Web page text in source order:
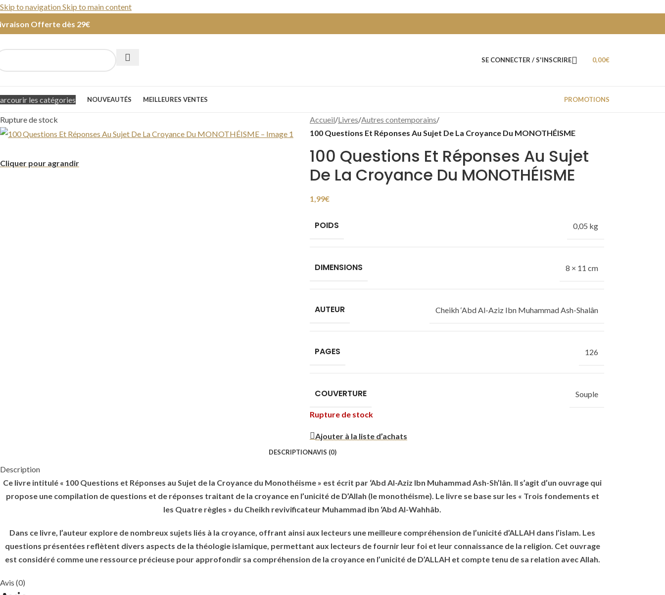
Skip to navigationSkip to main content
Offerte dès 29€
SE CONNECTER / S'INSCRIRE 0,00€
les catégories NOUVEAUTÉS MEILLEURES VENTES PROMOTIONS
Rupture de stock
Cliquer pour agrandir
Accueil/Livres/Autres contemporains/
100 Questions Et Réponses Au Sujet De La Croyance Du MONOTHÉISME
100 Questions Et Réponses Au Sujet
De La Croyance Du MONOTHÉISME
1,99€
POIDS 0,05 kg
DIMENSIONS 8 × 11 cm
AUTEUR Cheikh ‘Abd Al-Aziz Ibn Muhammad Ash-Shalân
PAGES 126
COUVERTURE Souple
Rupture de stock
Ajouter à la liste d’achats
DESCRIPTIONAVIS (0)
Description
Ce livre intitulé « 100 Questions et Réponses au Sujet de la Croyance du Monothéisme » est écrit par ‘Abd Al-Aziz Ibn Muhammad Ash-Sh’lân. Il s’agit d’un ouvrage qui
propose une compilation de questions et de réponses traitant de la croyance en l’unicité de D’Allah (le monothéisme). Le livre se base sur les « Trois fondements et
les Quatre règles » du Cheikh revivificateur Muhammad ibn ‘Abd Al-Wahhâb.
Dans ce livre, l’auteur explore de nombreux sujets liés à la croyance, offrant ainsi aux lecteurs une meilleure compréhension de l’unicité d’ALLAH dans l’islam. Les
questions présentées reflètent divers aspects de la théologie islamique, permettant aux lecteurs de fournir leur foi et leur connaissance de la religion. Cet ouvrage
est considéré comme une ressource précieuse pour approfondir sa compréhension de la croyance en l’unicité de D’ALLAH et compte tenu de sa relation avec Allah.
Avis (0)